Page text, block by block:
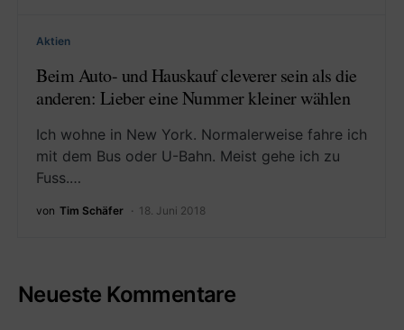
Aktien
Beim Auto- und Hauskauf cleverer sein als die
anderen: Lieber eine Nummer kleiner wählen
Ich wohne in New York. Normalerweise fahre ich
mit dem Bus oder U-Bahn. Meist gehe ich zu
Fuss.…
von Tim Schäfer 18. Juni 2018
Neueste Kommentare